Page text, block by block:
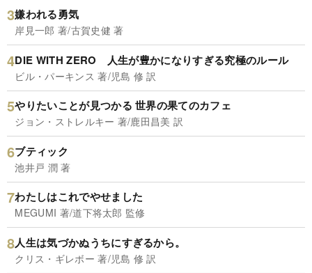
嫌われる勇気
岸見一郎 著/古賀史健 著
DIE WITH ZERO 人生が豊かになりすぎる究極のルール
ビル・パーキンス 著/児島 修 訳
やりたいことが見つかる 世界の果てのカフェ
ジョン・ストレルキー 著/鹿田昌美 訳
ブティック
池井戸 潤 著
わたしはこれでやせました
MEGUMI 著/道下将太郎 監修
人生は気づかぬうちにすぎるから。
クリス・ギレボー 著/児島 修 訳